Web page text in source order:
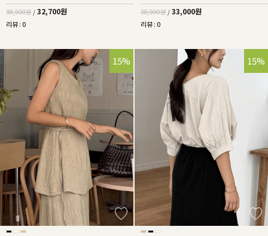
38,500원 / 32,700원
리뷰 : 0
38,900원 / 33,000원
리뷰 : 0
15% 15%